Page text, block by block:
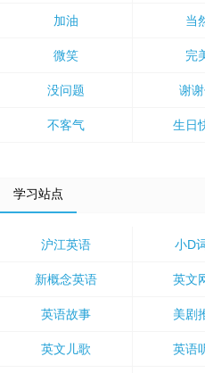
加油 当
微笑 完
没问题 谢
不客气 生日
学习站点
沪江英语 小D
新概念英语 英文
英语故事 美剧
英文儿歌 英语